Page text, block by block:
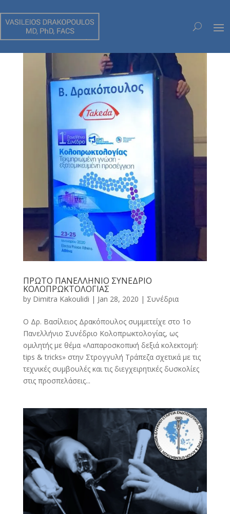
ΠΡΩΤΟ ΠΑΝΕΛΛΗΝΙΟ ΣΥΝΕΔΡΙΟ
ΚΟΛΟΠΡΩΚΤΟΛΟΓΙΑΣ
by Dimitra Kakoulidi | Jan 28, 2020 | Συνέδρια
Ο Δρ. Βασίλειος Δρακόπουλος συμμετείχε στο 1ο
Πανελλήνιο Συνέδριο Κολοπρωκτολογίας, ως
ομιλητής με θέμα «Λαπαροσκοπική δεξιά κολεκτομή:
tips & tricks» στην Στρογγυλή Τράπεζα σχετικά με τις
τεχνικές συμβουλές και τις διεγχειρητικές δυσκολίες
στις προσπελάσεις...